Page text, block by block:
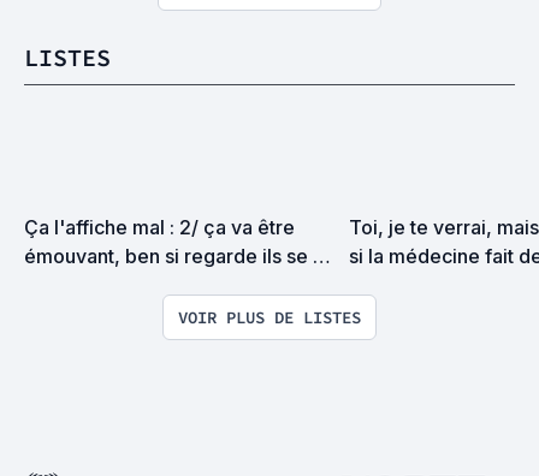
LISTES
Ça l'affiche mal : 2/ ça va être
émouvant, ben si regarde ils se
Toi, je te verrai,
si la médecine fait
jusqu'à 250 ans
VOIR PLUS DE LISTES